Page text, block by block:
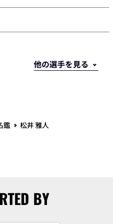
鑑 松井 雅人
BY